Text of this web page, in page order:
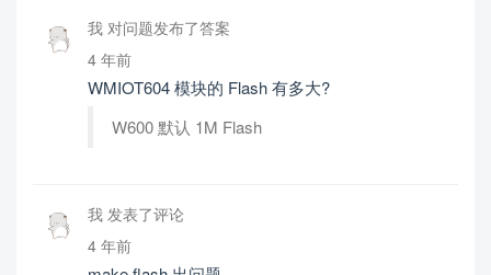
我 对问题发布了答案
4 年前
WMIOT604 模块的 Flash 有多大?
W600 默认 1M Flash
我 发表了评论
4 年前